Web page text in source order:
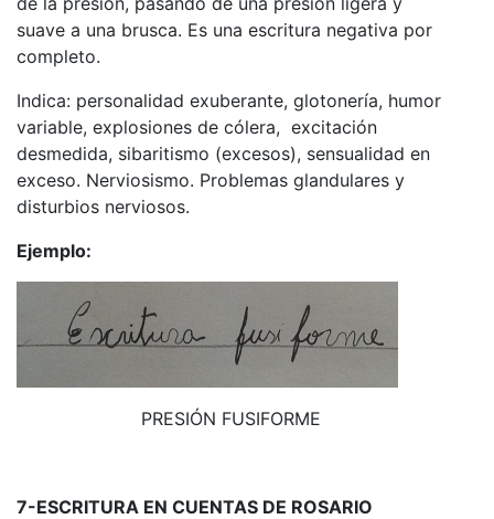
suave a una brusca. Es una escritura negativa por
completo.
Indica: personalidad exuberante, glotonería, humor
variable, explosiones de cólera, excitación
desmedida, sibaritismo (excesos), sensualidad en
exceso. Nerviosismo. Problemas glandulares y
disturbios nerviosos.
Ejemplo:
PRESIÓN FUSIFORME
7-ESCRITURA EN CUENTAS DE ROSARIO